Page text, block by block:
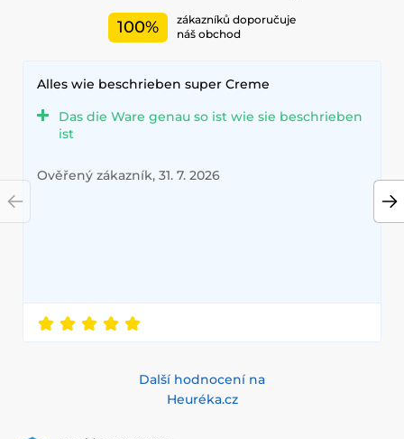
100%
zákazníků doporučuje
náš obchod
Alles wie beschrieben super Creme
Das die Ware genau so ist wie sie beschrieben
ist
Ověřený zákazník, 31. 7. 2026
Další hodnocení na
Heuréka.cz